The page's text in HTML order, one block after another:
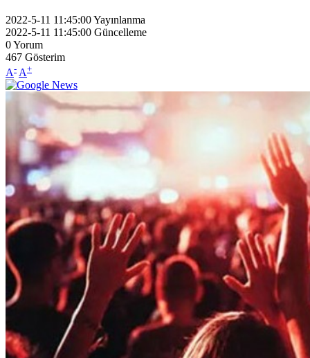
2022-5-11 11:45:00Yayınlanma
2022-5-11 11:45:00 Güncelleme
0Yorum
467 Gösterim
A- A+